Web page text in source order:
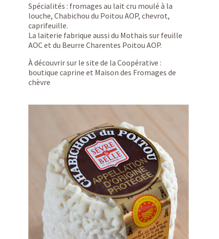
Spécialités : fromages au lait cru moulé à la
louche, Chabichou du Poitou AOP, chevrot,
caprifeuille.
La laiterie fabrique aussi du Mothais sur feuille
AOC et du Beurre Charentes Poitou AOP.
À découvrir sur le site de la Coopérative :
boutique caprine et Maison des Fromages de
chèvre